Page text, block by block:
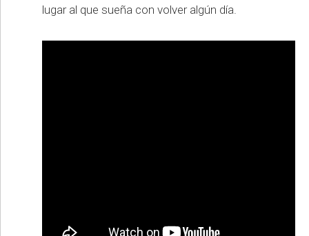
lugar al que sueña con volver algún día.